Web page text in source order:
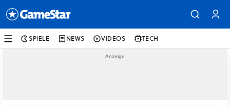
SPIELE NEWS VIDEOS TECH